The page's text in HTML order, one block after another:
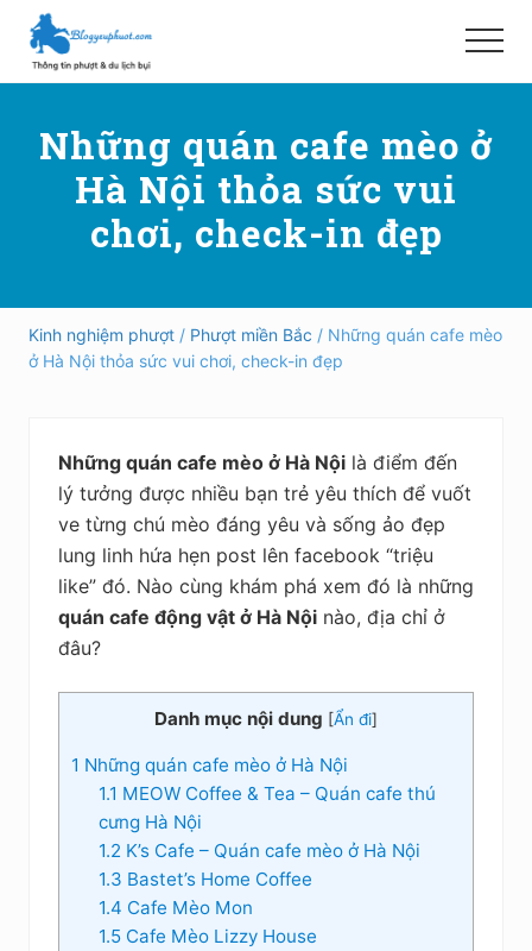
Menu
Skip
main
qua
primary
Hướng
phượt,
và
ngoài
nước
an
nghiệm,
Menu
Những quán cafe mèo ở
Hà Nội thỏa sức vui
chơi, check-in đẹp
Kinh nghiệm phượt / Phượt miền Bắc / Những quán cafe mèo
ở Hà Nội thỏa sức vui chơi, check-in đẹp
Những quán cafe mèo ở Hà Nội là điểm đến
lý tưởng được nhiều bạn trẻ yêu thích để vuốt
ve từng chú mèo đáng yêu và sống ảo đẹp
lung linh hứa hẹn post lên facebook “triệu
like” đó. Nào cùng khám phá xem đó là những
quán cafe động vật ở Hà Nội nào, địa chỉ ở
đâu?
Danh mục nội dung [Ẩn đi]
1 Những quán cafe mèo ở Hà Nội
1.1 MEOW Coffee & Tea – Quán cafe thú
cưng Hà Nội
1.2 K’s Cafe – Quán cafe mèo ở Hà Nội
1.3 Bastet’s Home Coffee
1.4 Cafe Mèo Mon
1.5Cafe Mèo Lizzy House